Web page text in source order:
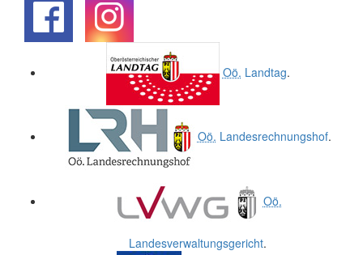
Oö. Landtag.
Oö. Landesrechnungshof.
Oö.
Landesverwaltungsgericht.